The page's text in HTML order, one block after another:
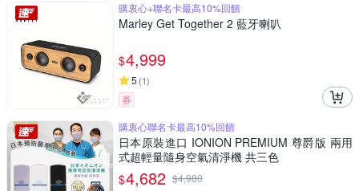
購衷心+聯名卡最高10%回饋
Marley Get Together 2 藍牙喇叭
$4,999
5 (1)
券
購衷心聯名卡最高10%回饋
日本原裝進口 IONION PREMIUM 尊爵版 兩用
式超輕量隨身空氣清淨機 共三色
$4,682 $4,980